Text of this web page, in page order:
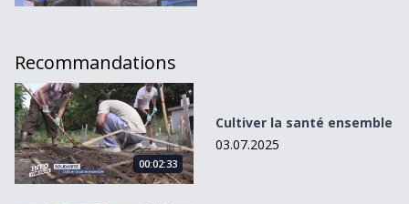
Recommandations
Cultiver la santé ensemble
00:02:33
Cultiver la santé ensemble
03.07.2025